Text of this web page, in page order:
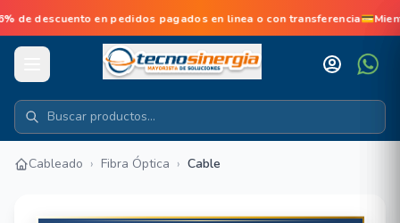
de descuento en pedidos pagados en linea o con
Cableado › Fibra Óptica › Cable